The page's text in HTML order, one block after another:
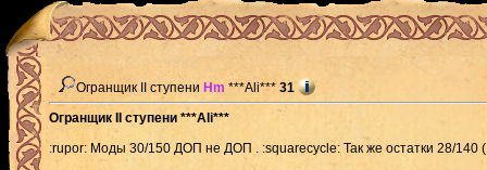
Огранщик II ступени Hm ***Ali*** 31
Огранщик II ступени ***Ali***
:rupor: Моды 30/150 ДОП не ДОП . :squarecycle: Так же остатки 28/140